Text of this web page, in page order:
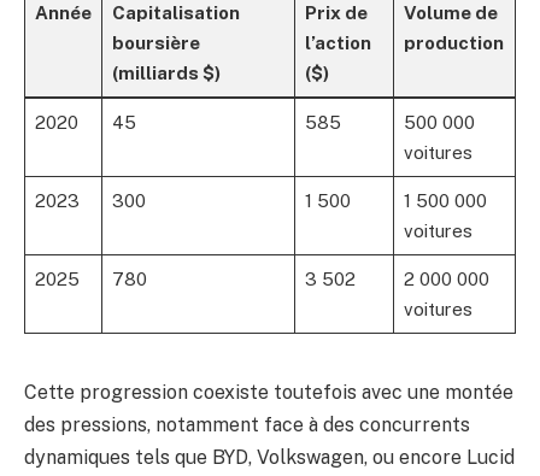
Année
Capitalisation
boursière
(milliards $)
Prix de
l’action
($)
Volume de
production
2020 45 585
500 000
voitures
2023 300 1 500
1 500 000
voitures
2025 780 3 502
2 000 000
voitures
Cette progression coexiste toutefois avec une montée
des pressions, notamment face à des concurrents
dynamiques tels que BYD, Volkswagen, ou encore Lucid